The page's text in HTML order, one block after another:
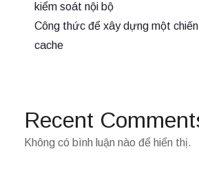
kiểm soát nội bộ
Công thức để xây dựng một
cache
Recent
Không có bình luận nào để hiển thị.